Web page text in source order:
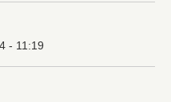
- 11:19